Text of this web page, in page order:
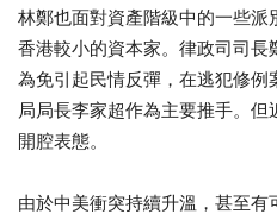
林鄭也面對資產階級中的一些
香港較小的資本家。律政司司長
為免引起民情反彈，在逃犯修
局局長李家超作為主要推手。
開腔表態。
由於中美衝突持續升溫，甚至